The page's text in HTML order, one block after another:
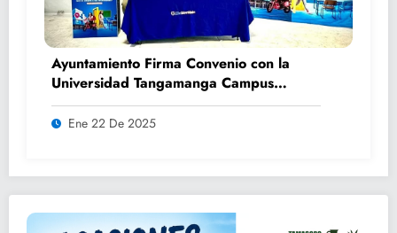
Ayuntamiento Firma Convenio con la
Universidad Tangamanga Campus
Huasteca
Ene 22 De 2025